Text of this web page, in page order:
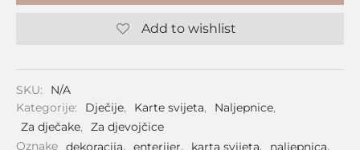
Add to wishlist
SKU:
N/A
Kategorije:
Dječije, Karte svijeta, Naljepnice,
Za dječake,
Za djevojčice
Oznake dekoracija, enterijer, karta svijeta, naljepnica,